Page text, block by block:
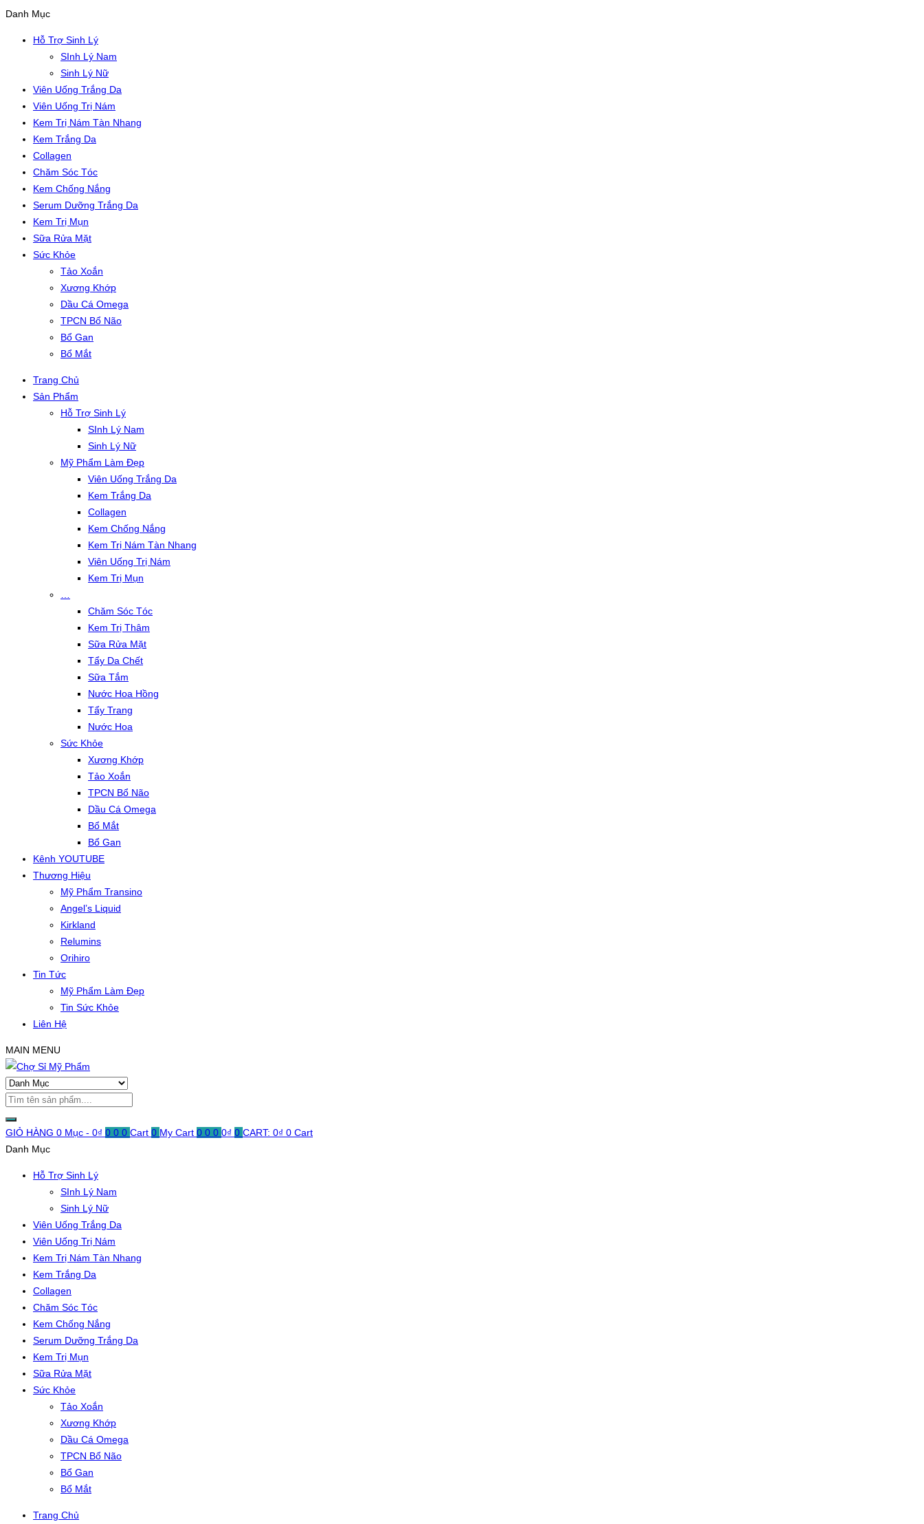
Danh Mục
Hỗ Trợ Sinh Lý
SInh Lý Nam
Sinh Lý Nữ
Viên Uống Trắng Da
Viên Uống Trị Nám
Kem Trị Nám Tàn Nhang
Kem Trắng Da
Collagen
Chăm Sóc Tóc
Kem Chống Nắng
Serum Dưỡng Trắng Da
Kem Trị Mụn
Sữa Rửa Mặt
Sức Khỏe
Tảo Xoắn
Xương Khớp
Dầu Cá Omega
TPCN Bổ Não
Bổ Gan
Bổ Mắt
Trang Chủ
Sản Phẩm
Hỗ Trợ Sinh Lý
SInh Lý Nam
Sinh Lý Nữ
Mỹ Phẩm Làm Đẹp
Viên Uống Trắng Da
Kem Trắng Da
Collagen
Kem Chống Nắng
Kem Trị Nám Tàn Nhang
Viên Uống Trị Nám
Kem Trị Mụn
Chăm Sóc Tóc
Kem Trị Thâm
Sữa Rửa Mặt
Tẩy Da Chết
Sữa Tắm
Nước Hoa Hồng
Tẩy Trang
Nước Hoa
Sức Khỏe
Xương Khớp
Tảo Xoắn
TPCN Bổ Não
Dầu Cá Omega
Bổ Mắt
Bổ Gan
Kênh YOUTUBE
Thương Hiệu
Mỹ Phẩm Transino
Angel’s Liquid
Kirkland
Relumins
Orihiro
Tin Tức
Mỹ Phẩm Làm Đẹp
Tin Sức Khỏe
Liên Hệ
MAIN MENU
GIỎ HÀNG 0 Mục - 0₫ 0 0 0 Cart 0 My Cart 0 0 0 0₫ 0 CART: 0₫ 0 Cart
Danh Mục
Hỗ Trợ Sinh Lý
SInh Lý Nam
Sinh Lý Nữ
Viên Uống Trắng Da
Viên Uống Trị Nám
Kem Trị Nám Tàn Nhang
Kem Trắng Da
Collagen
Chăm Sóc Tóc
Kem Chống Nắng
Serum Dưỡng Trắng Da
Kem Trị Mụn
Sữa Rửa Mặt
Sức Khỏe
Tảo Xoắn
Xương Khớp
Dầu Cá Omega
TPCN Bổ Não
Bổ Gan
Bổ Mắt
Trang Chủ